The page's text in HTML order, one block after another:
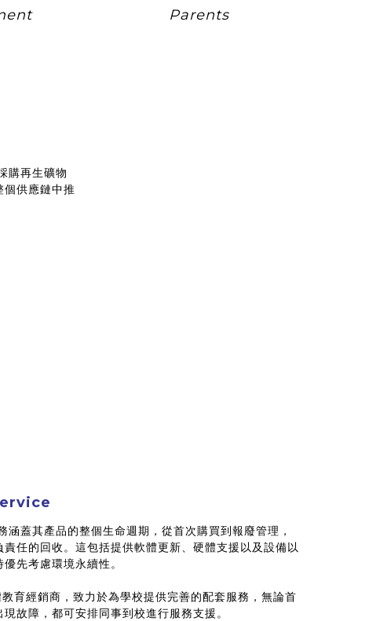
Parents
購再生礦物
個供應鏈中推
蓋其產品的整個生命週期，從首次購買到報廢管理，
任的回收。這包括提供軟體更新、硬體支援以及設備以
先考慮環境永續性。
育經銷商，致力於為學校提供完善的配套服務，無論首
故障，都可安排同事到校進行服務支援。